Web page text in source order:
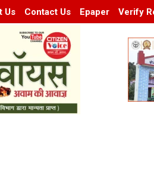
Us Contact Us Epaper Verify